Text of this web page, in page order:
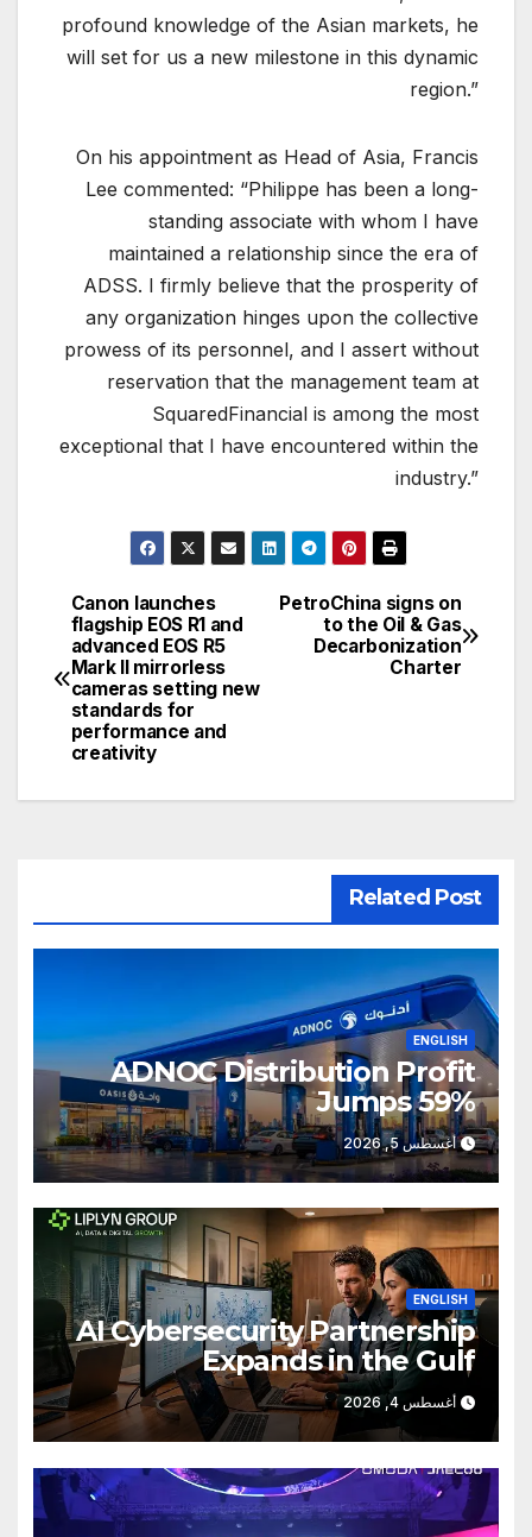
profound knowledge of the Asian markets, he
will set for us a new milestone in this dynamic
region.”
On his appointment as Head of Asia, Francis
Lee commented: “Philippe has been a long-
standing associate with whom I have
maintained a relationship since the era of
ADSS. I firmly believe that the prosperity of
any organization hinges upon the collective
prowess of its personnel, and I assert without
reservation that the management team at
SquaredFinancial is among the most
exceptional that I have encountered within the
industry.”
تصفّح
المقالات
Canon launches
flagship EOS R1 and
advanced EOS R5
Mark II mirrorless
cameras setting new
standards for
performance and
creativity
PetroChina signs on
to the Oil & Gas
Decarbonization
Charter
Related Post
ENGLISH
ADNOC Distribution Profit
Jumps 59%
أغسطس 5, 2026
ENGLISH
AI Cybersecurity Partnership
Expands in the Gulf
أغسطس 4, 2026